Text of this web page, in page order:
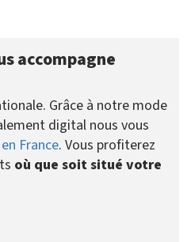
accompagne
Grâce à notre mode
digital nous vous
France. Vous profiterez
où que soit situé votre